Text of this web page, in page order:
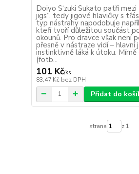
Doiyo S‘zuki Sukato patří
jigs“, tedy jigové hlavičky s
typ nástrahy napodobuje
kteří tvoří důležitou součást
okounů. Pro dravce však není
přesně v nástraze vidí – hlavní
instinktivně láká k útoku. Mírně
(fotb...
101 Kč/ks
83,47 Kč bez DPH
Přidat do
strana z 1